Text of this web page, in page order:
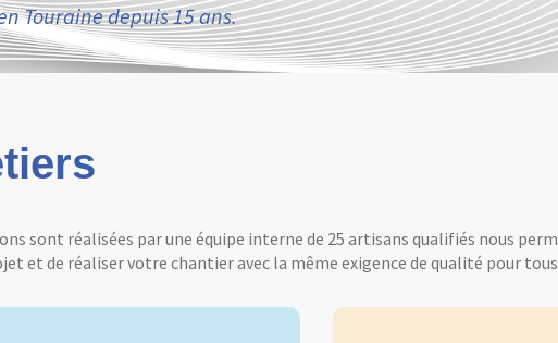
Touraine depuis 15 ans.
sont réalisées par une équipe interne de 25 artisans qualifiés nous
et de réaliser votre chantier avec la même exigence de qualité pour